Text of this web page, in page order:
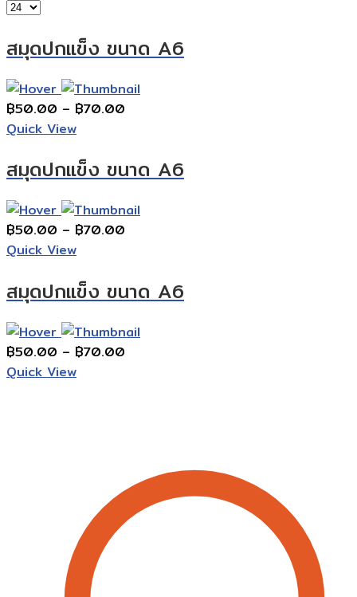
สมุดปกแข็ง ขนาด A6
฿50.00 – ฿70.00
through
Quick View
สมุดปกแข็ง ขนาด A6
฿50.00 – ฿70.00
through
Quick View
สมุดปกแข็ง ขนาด A6
฿50.00 – ฿70.00
Quick View